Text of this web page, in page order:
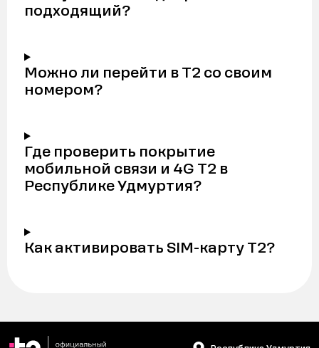
подходящий?
Можно ли перейти в Т2 со своим
номером?
Где проверить покрытие
мобильной связи и 4G Т2 в
Республике Удмуртия?
Как активировать SIM-карту Т2?